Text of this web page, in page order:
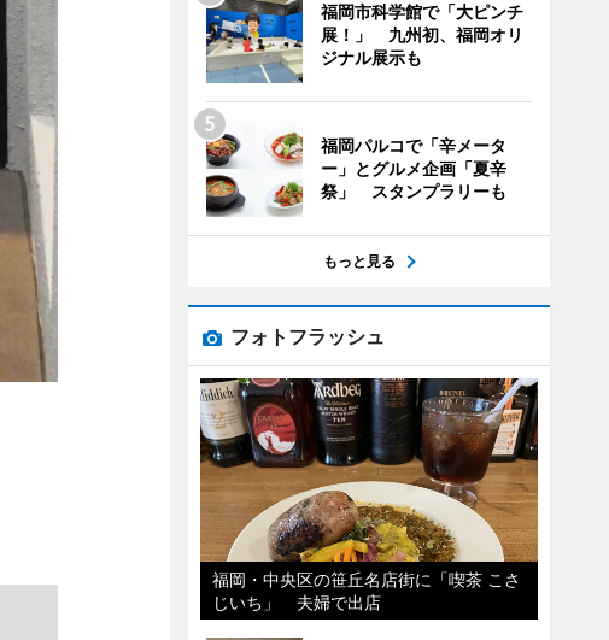
福岡市科学館で「大ピンチ
展！」 九州初、福岡オリ
ジナル展示も
福岡パルコで「辛メータ
ー」とグルメ企画「夏辛
祭」 スタンプラリーも
もっと見る
フォトフラッシュ
福岡・中央区の笹丘名店街に「喫茶 こさ
じいち」 夫婦で出店